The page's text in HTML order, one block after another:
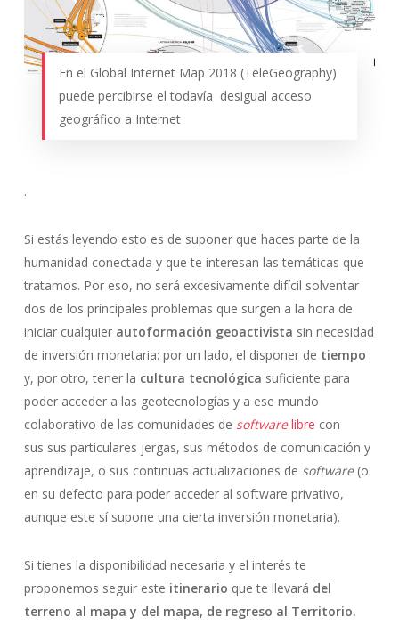
En el Global Internet Map 2018 (TeleGeography)
puede percibirse el todavía desigual acceso
geográfico a Internet
.
Si estás leyendo esto es de suponer que haces parte de la
humanidad conectada y que te interesan las temáticas que
tratamos. Por eso, no será excesivamente difícil solventar
dos de los principales problemas que surgen a la hora de
iniciar cualquier autoformación geoactivista sin necesidad
de inversión monetaria: por un lado, el disponer de tiempo
y, por otro, tener la cultura tecnológica suficiente para
poder acceder a las geotecnologías y a ese mundo
colaborativo de las comunidades de softwarelibre con
sus sus particulares jergas, sus métodos de comunicación y
aprendizaje, o sus continuas actualizaciones de software (o
en su defecto para poder acceder al software privativo,
aunque este sí supone una cierta inversión monetaria).
Si tienes la disponibilidad necesaria y el interés te
proponemos seguir este itinerario que te llevará del
terreno al mapa y del mapa, de regreso al Territorio.